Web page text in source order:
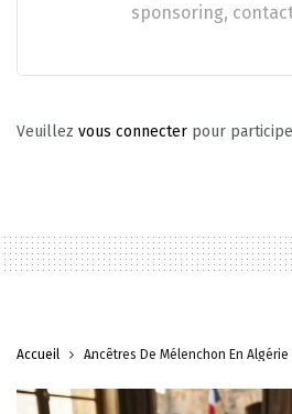
sponsoring,
Veuillez vous connecter pour
Accueil Ancêtres De Mélenchon En